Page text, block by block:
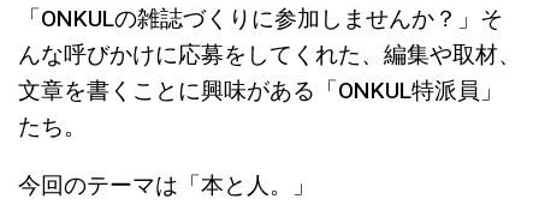
「ONKULの雑誌づくりに参加しませんか？」 そ
んな呼びかけに応募をしてくれた、編集や取材、
文章を書くことに興味がある「ONKUL特派員」
たち。
今回のテーマは「本と人。」